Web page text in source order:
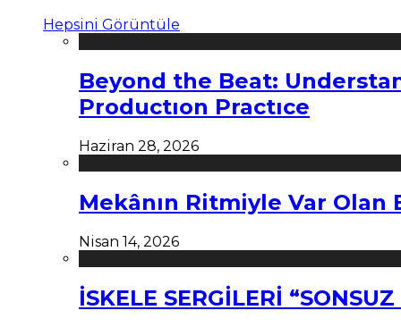
Hepsini Görüntüle
Beyond the Beat:
Productıon Practıce
Haziran 28, 2026
Mekânın Ritmiyle Var Olan
Nisan 14, 2026
İSKELE SERGİLERİ